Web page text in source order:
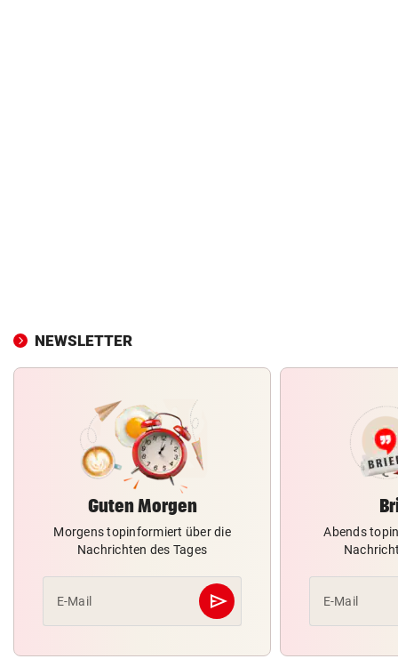
NEWSLETTER
Guten Morgen
Morgens topinformiert über die
Nachrichten des Tages
E-Mail send
Abschicken
Abends
E-Mail